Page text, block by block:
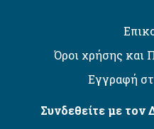
Όροι χρήσης και
Εγγραφή
Συνδεθείτε με τον